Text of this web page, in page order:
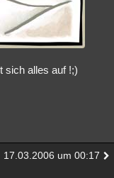
sich alles auf !;)
17.03.2006 um 00:17